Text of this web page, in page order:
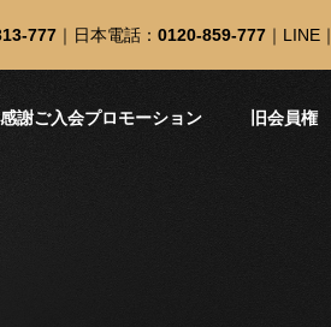
777｜日本電話： 0120-859-777｜ LINE｜
謝ご入会プロモーション 旧会員権